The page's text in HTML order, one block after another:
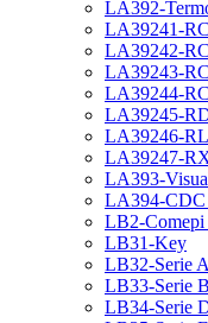
LA392-
LA39241-
LA39242-
LA39243-
LA39244-
LA39245-
LA39246-
LA39247-
LA393-
LA394-CDC
LB2-Comepi
LB31-Key
LB32-Serie
LB33-Serie
LB34-Serie